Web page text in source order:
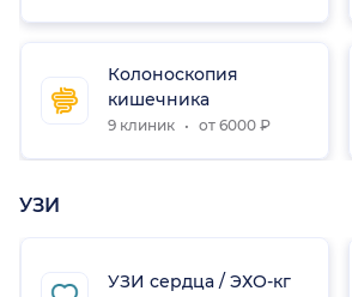
Колоноскопия
кишечника
9 клиник от 6000 ₽
УЗИ
УЗИ сердца / ЭХО-кг